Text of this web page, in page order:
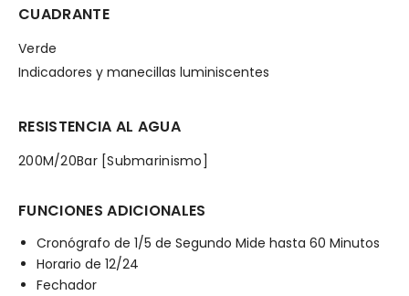
CUADRANTE
Verde
Indicadores y manecillas luminiscentes
RESISTENCIA AL AGUA
200M/20Bar [Submarinismo]
FUNCIONES ADICIONALES
Cronógrafo de 1/5 de Segundo Mide hasta 60 Minutos
Horario de 12/24
Fechador